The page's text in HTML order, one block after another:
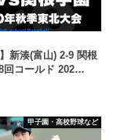
】新湊(富山) 2-9 関根
回コールド 202…
甲子園・高校野球など